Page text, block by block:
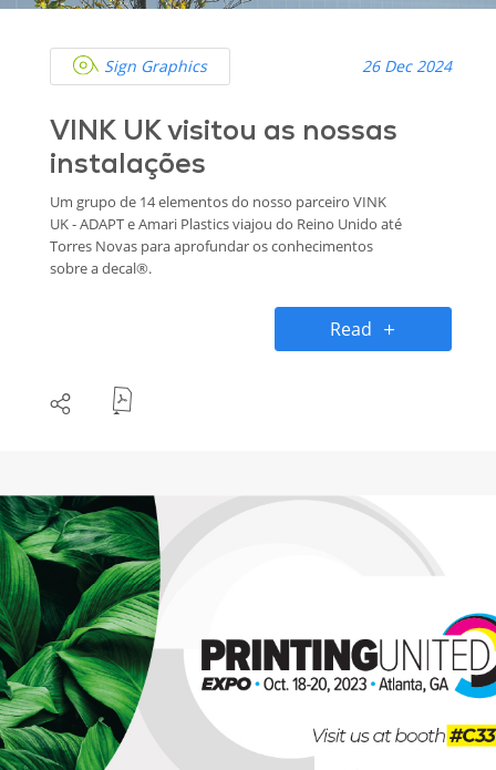
Sign Graphics 26 Dec 2024
VINK UK visitou as nossas
instalações
Um grupo de 14 elementos do nosso parceiro VINK
UK - ADAPT e Amari Plastics viajou do Reino Unido até
Torres Novas para aprofundar os conhecimentos
sobre a decal®.
Read